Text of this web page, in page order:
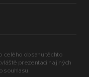
celého obsahu těchto
prezentaci na jiných
souhlasu.